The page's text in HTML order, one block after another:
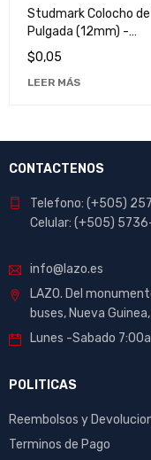
Studmark Colocho
Pulgada (12mm) -
Herramienta de Alta
Calidad para Trabajos
Construcción
$0,05
LEER MÁS
CONTACTENOS
Telefono: (+505)
Celular: (+505)
info@lazo.es
LAZO. Del
buses, Nueva
Lunes -Sabado
POLITICAS
Reembolsos y
Terminos de Pago